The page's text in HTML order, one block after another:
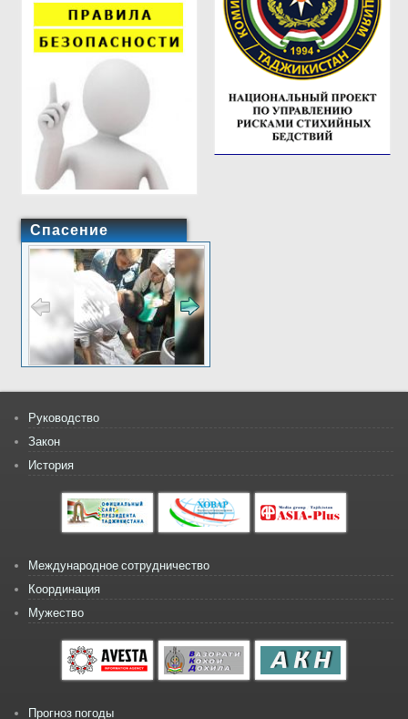
Спасение
Руководство
Закон
История
Международное сотрудничество
Координация
Мужество
Прогноз погоды